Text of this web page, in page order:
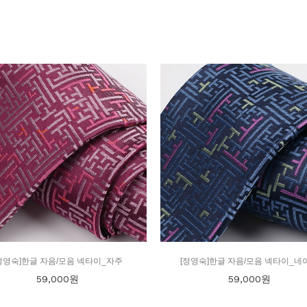
영숙]한글 자음/모음 넥타이_자주
59,000원
[정영숙]한글 자음/모음 넥타이_네
59,000원